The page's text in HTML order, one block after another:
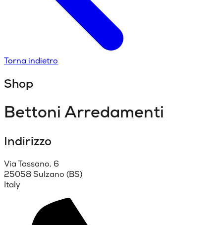
Torna indietro
Shop
Bettoni Arredamenti
Indirizzo
Via Tassano, 6
25058 Sulzano (BS)
Italy